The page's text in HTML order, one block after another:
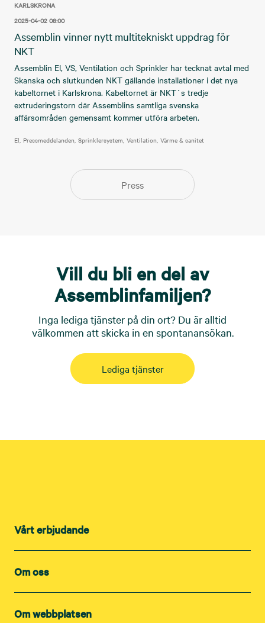
KARLSKRONA
2025-04-02 08:00
Assemblin vinner nytt multitekniskt uppdrag för
NKT
Assemblin El, VS, Ventilation och Sprinkler har tecknat avtal med
Skanska och slutkunden NKT gällande installationer i det nya
kabeltornet i Karlskrona. Kabeltornet är NKT´s tredje
extruderingstorn där Assemblins samtliga svenska
affärsområden gemensamt kommer utföra arbeten.
El Pressmeddelanden Sprinklersystem Ventilation Värme & sanitet
Press
Vill du bli en del av
Assemblinfamiljen?
Inga lediga tjänster på din ort? Du är alltid
välkommen att skicka in en spontanansökan.
Lediga tjänster
Vårt erbjudande
Om oss
Om webbplatsen